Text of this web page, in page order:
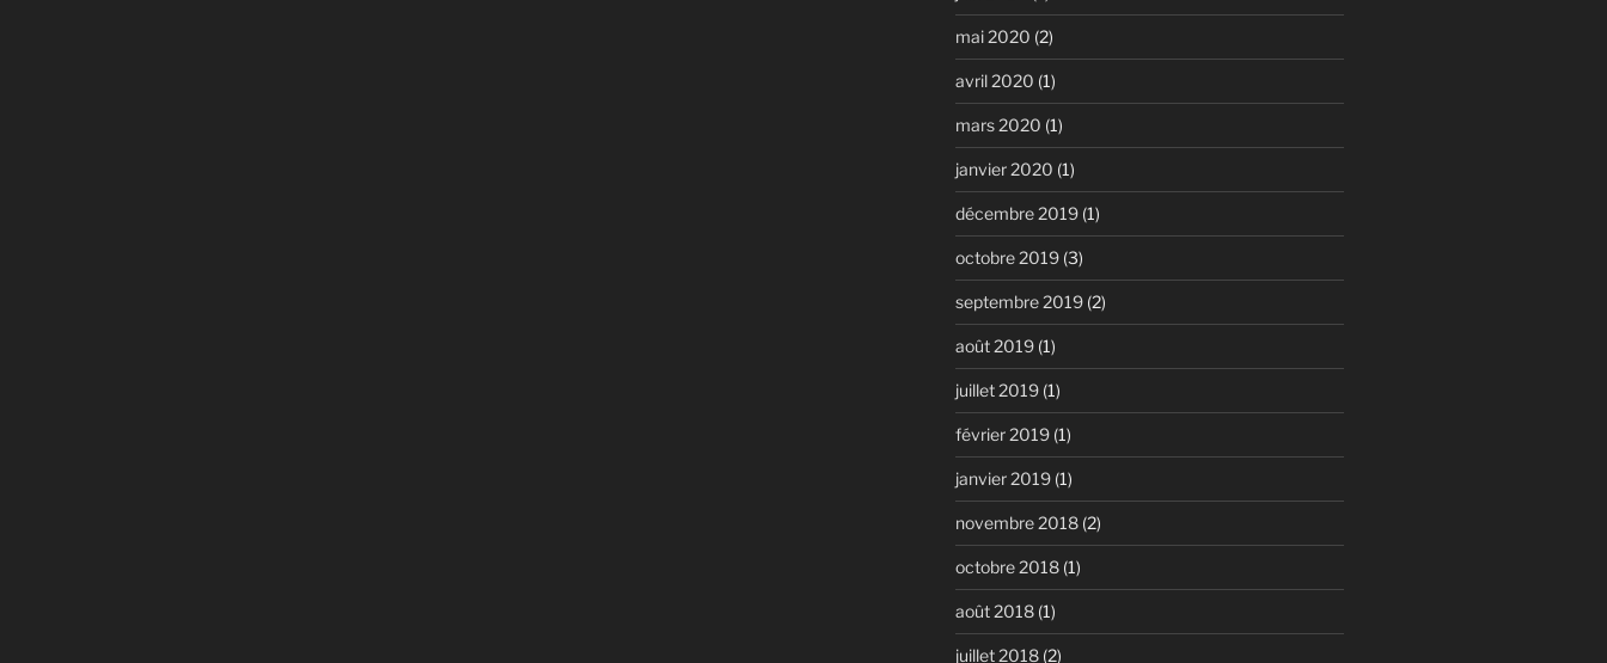
mai 2020 (2)
avril 2020 (1)
mars 2020 (1)
janvier 2020 (1)
décembre 2019(1)
octobre 2019(3)
septembre 2019(2)
août 2019(1)
juillet 2019(1)
février 2019(1)
janvier 2019(1)
novembre 2018(2)
octobre 2018(1)
août 2018(1)
juillet 2018(2)